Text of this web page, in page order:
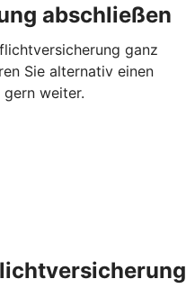
abschließen
ganz
Sie alternativ einen
gern weiter.